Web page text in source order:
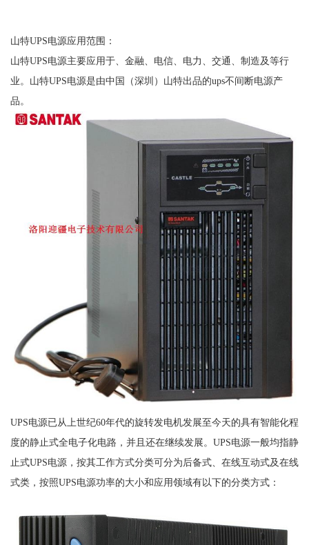
山特UPS电源应用范围：
山特UPS电源主要应用于、金融、电信、电力、交通、制造及等行
业。山特UPS电源是由中国（深圳）山特出品的ups不间断电源产
品。
UPS电源已从上世纪60年代的旋转发电机发展至今天的具有智能化程
度的静止式全电子化电路，并且还在继续发展。UPS电源一般均指静
止式UPS电源，按其工作方式分类可分为后备式、在线互动式及在线
式类，按照UPS电源功率的大小和应用领域有以下的分类方式：